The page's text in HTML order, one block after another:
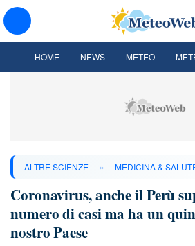
HOME NEWS METEO
ALTRE SCIENZE » MEDICINA &
Coronavirus, anche il Perù
numero di casi ma ha un
nostro Paese